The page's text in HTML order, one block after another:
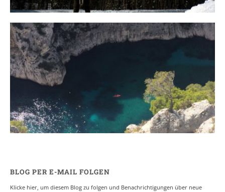
Ein Campervan Roadtrip durch die
BLOG PER E-MAIL FOLGEN
Klicke hier, um diesem Blog zu folgen und Benachrichtigungen über neue